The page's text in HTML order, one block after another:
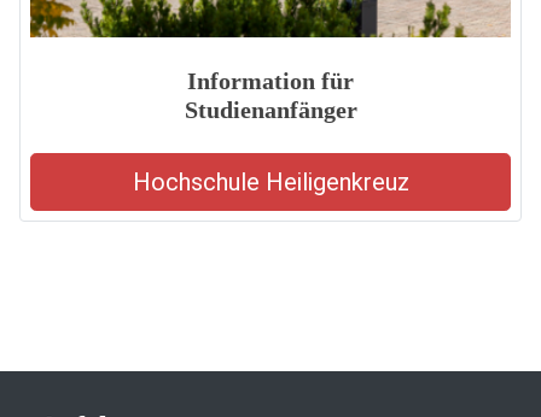
Information für
Studienanfänger
Hochschule Heiligenkreuz